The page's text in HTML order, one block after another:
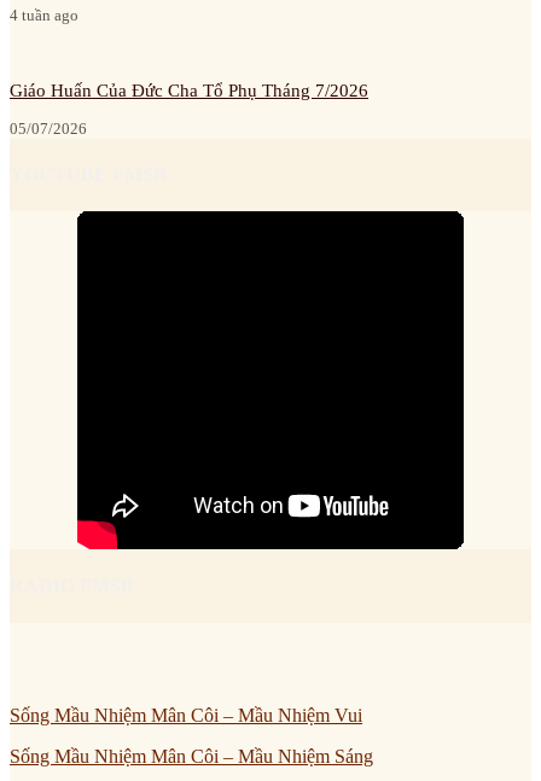
4 tuần ago
Giáo Huấn Của Đức Cha Tổ Phụ Tháng 7/2026
05/07/2026
Sống Mầu Nhiệm Mân Côi – Mầu Nhiệm Vui
Sống Mầu Nhiệm Mân Côi – Mầu Nhiệm Sáng